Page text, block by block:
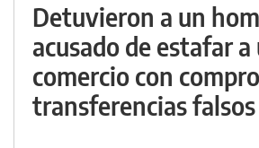
Detuvieron a un
acusado de estafar a
comercio con
transferencias falsos